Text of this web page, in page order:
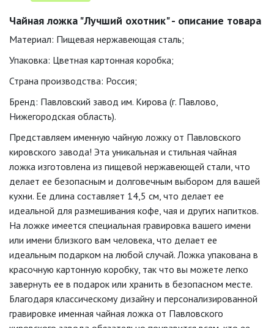
Чайная ложка "Лучший охотник" - описание товара
Материал: Пищевая нержавеющая сталь;
Упаковка: Цветная картонная коробка;
Страна производства: Россия;
Бренд: Павловский завод им. Кирова (г. Павлово,
Нижегородская область).
Представляем именную чайную ложку от Павловского
кировского завода! Эта уникальная и стильная чайная
ложка изготовлена из пищевой нержавеющей стали, что
делает ее безопасным и долговечным выбором для вашей
кухни. Ее длина составляет 14,5 см, что делает ее
идеальной для размешивания кофе, чая и других напитков.
На ложке имеется специальная гравировка вашего имени
или имени близкого вам человека, что делает ее
идеальным подарком на любой случай. Ложка упакована в
красочную картонную коробку, так что вы можете легко
завернуть ее в подарок или хранить в безопасном месте.
Благодаря классическому дизайну и персонализированной
гравировке именная чайная ложка от Павловского